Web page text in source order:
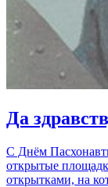
Да
С Днём
открытые
открытками, на